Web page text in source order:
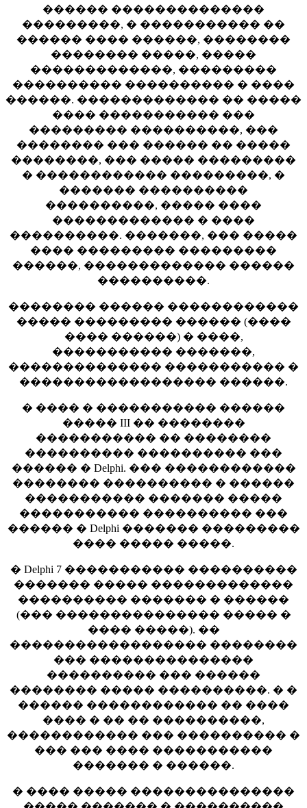
������ ��������������
���������, � ����������� ��
������ ���� ������, ��������
�������� �����, �����
�������������, ���������
���������� ���������� � ����
������. ������������� �� �����
���� ����������� ���
��������� ����������, ���
�������� ��� ������ �� �����
��������, ��� ����� ���������
� ������������ ���������, �
������� ����������
����������, ����� ����
������������� � ����
����������. �������, ��� �����
���� ��������� ���������
������, ������������� ������
����������.
�������� ������ ������������
����� ��������� ������ (����
���� ������) � ����,
����������� �������,
�������������� ����������� �
������������������ ������.
� ���� � ����������� ������
����� III �� ��������
����������� �� ��������
���������� ���������� ���
������ � Delphi. ��� ������������
�������� ���������� � ������
����������� ������� �����
����������� ���������� ���
������ � Delphi ������� ���������
���� ����� �����.
� Delphi 7 ����������� ����������
������� ����� �������������
���������� ������� � ������
(��� ��������������� ����� �
���� �����). ��
������������������ ��������
��� ���������������
���������� ��� ������
�������� ����� ����������. � �
������ ������������ �� ����
���� � �� �� ����������,
������������ ��� ���������� �
��� ��� ���� �����������
������� � ������.
� ���� ����� ���������������